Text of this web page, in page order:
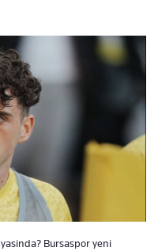
Bursaspor yeni